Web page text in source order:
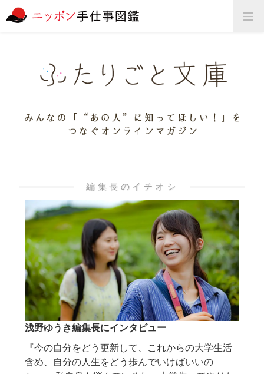
編集長のイチオシ
浅野ゆうき編集長にインタビュー
『今の自分をどう更新して、これからの大学生活
含め、自分の人生をどう歩んでいけばいいの